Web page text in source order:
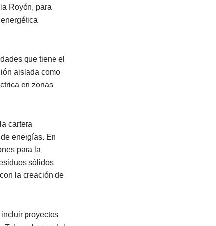
Royón, para
que tiene el
aislada como
en zonas
cartera
energías. En
para la
sólidos
la creación de
proyectos